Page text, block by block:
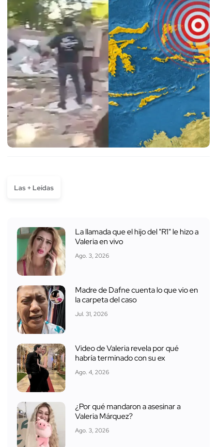
Las + Leídas
La llamada que el hijo del "R1" le hizo a
Valeria en vivo
Ago. 3, 2026
Madre de Dafne cuenta lo que vio en
la carpeta del caso
Jul. 31, 2026
Video de Valeria revela por qué
habría terminado con su ex
Ago. 4, 2026
¿Por qué mandaron a asesinar a
Valeria Márquez?
Ago. 3, 2026